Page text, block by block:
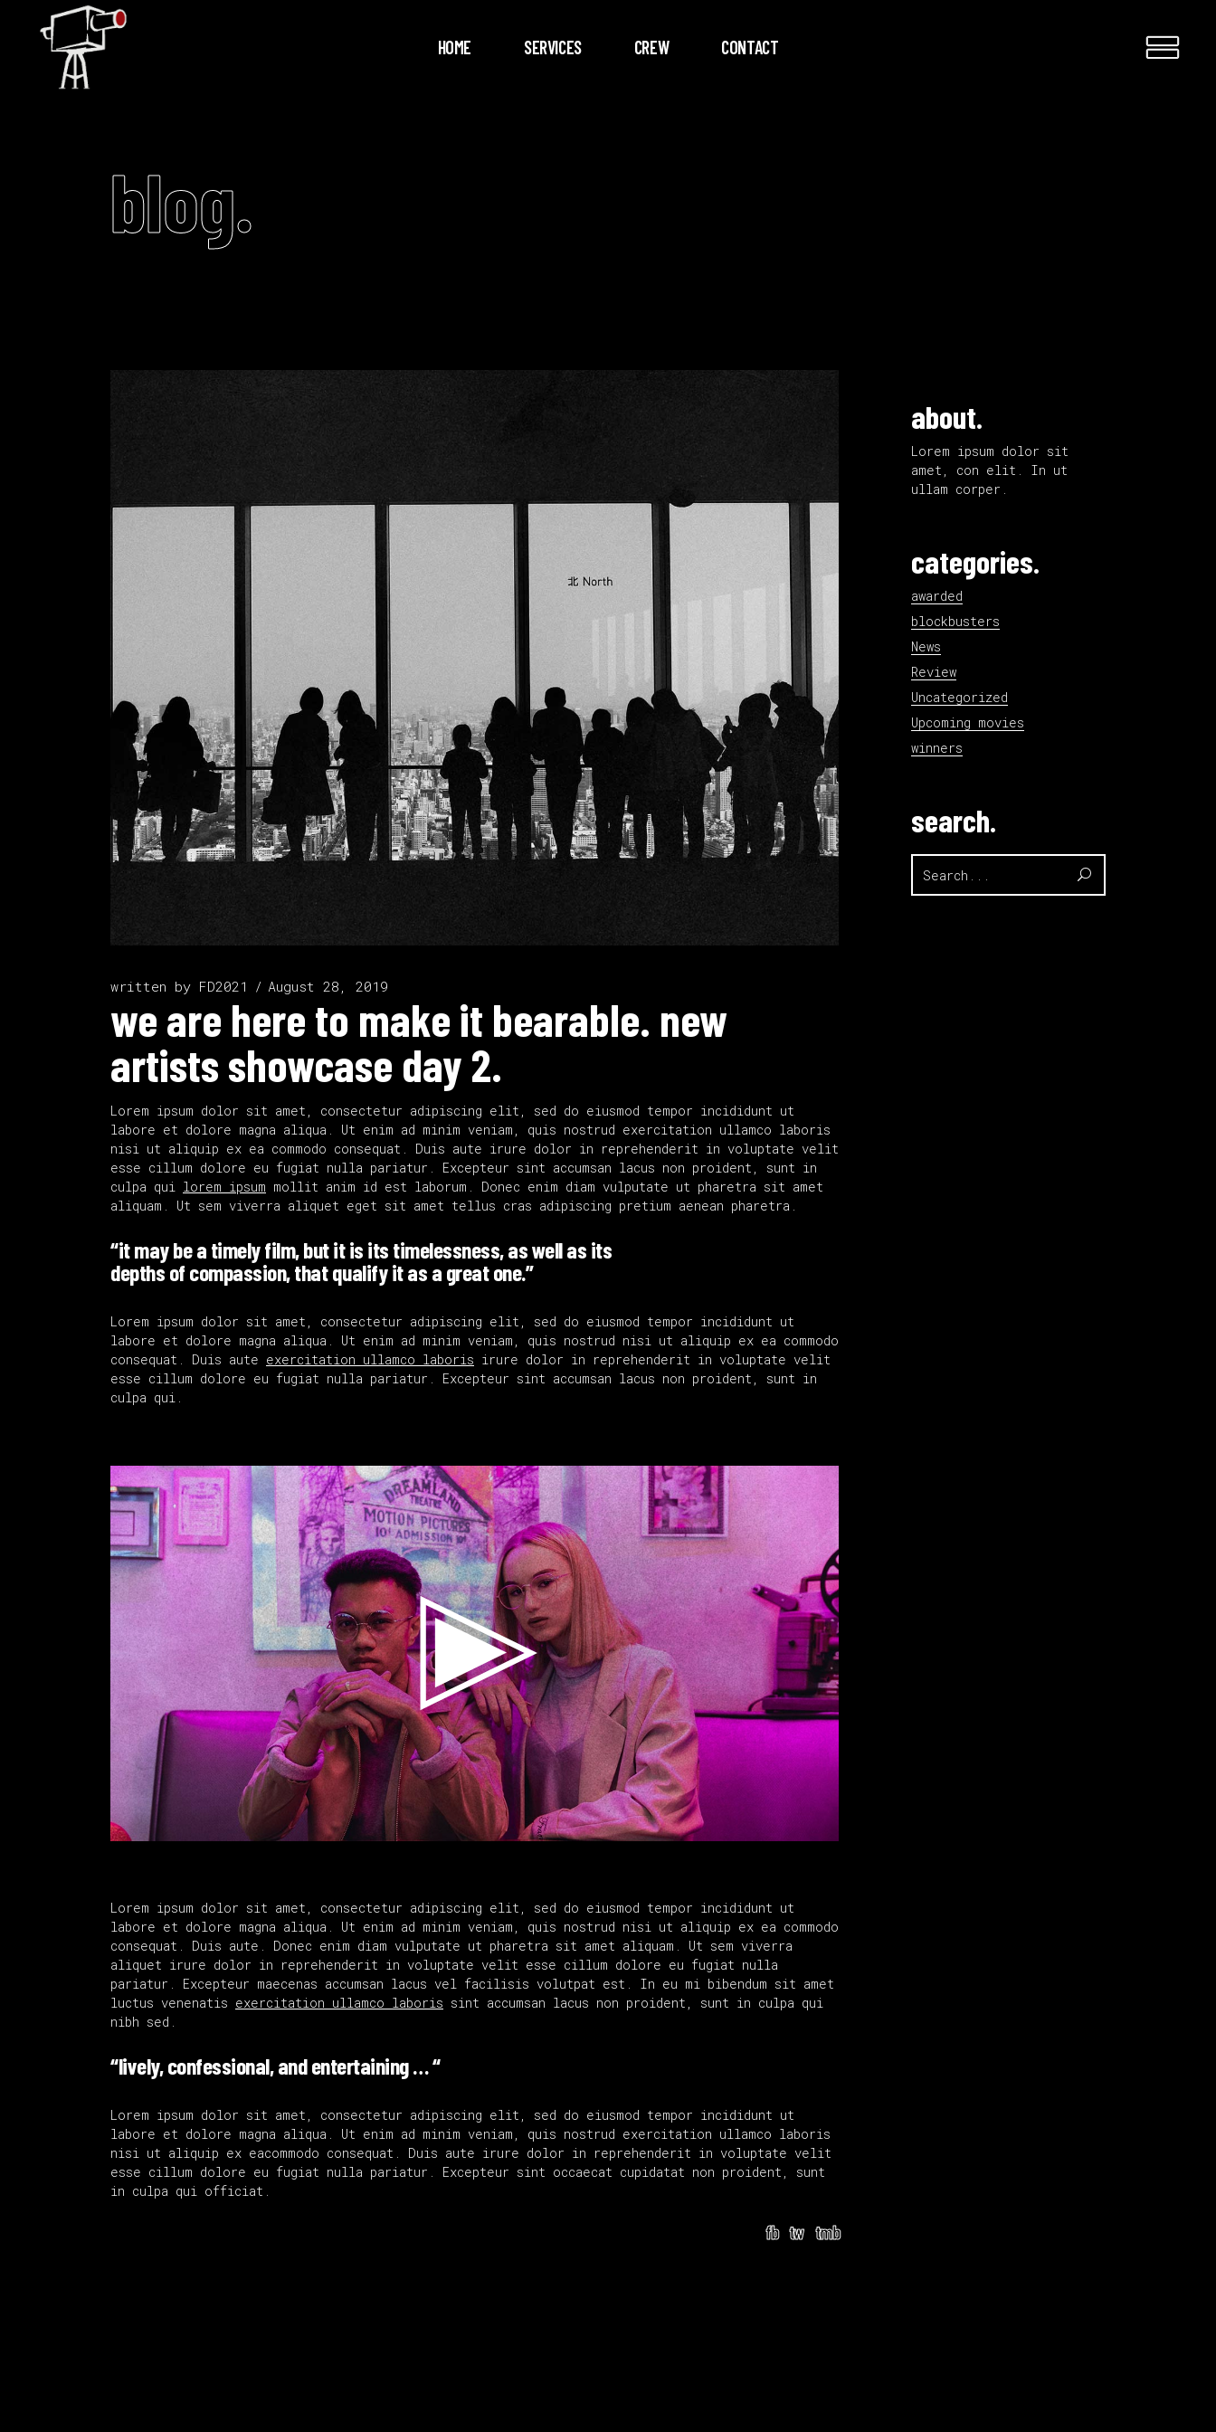
HOME SERVICES CREW CONTACT
blog.
written by FD2021 August 28, 2019
we are here to make it bearable. new
artists showcase day 2.
Lorem ipsum dolor sit amet, consectetur adipiscing elit, sed do eiusmod tempor incididunt ut
labore et dolore magna aliqua. Ut enim ad minim veniam, quis nostrud exercitation ullamco laboris
nisi ut aliquip ex ea commodo consequat. Duis aute irure dolor in reprehenderit in voluptate velit
esse cillum dolore eu fugiat nulla pariatur. Excepteur sint accumsan lacus non proident, sunt in
culpa qui lorem ipsum mollit anim id est laborum. Donec enim diam vulputate ut pharetra sit amet
aliquam. Ut sem viverra aliquet eget sit amet tellus cras adipiscing pretium aenean pharetra.
“it may be a timely film, but it is its timelessness, as well as its
depths of compassion, that qualify it as a great one.”
Lorem ipsum dolor sit amet, consectetur adipiscing elit, sed do eiusmod tempor incididunt ut
labore et dolore magna aliqua. Ut enim ad minim veniam, quis nostrud nisi ut aliquip ex ea commodo
consequat. Duis aute exercitation ullamco laboris irure dolor in reprehenderit in voluptate velit
esse cillum dolore eu fugiat nulla pariatur. Excepteur sint accumsan lacus non proident, sunt in
culpa qui.
Lorem ipsum dolor sit amet, consectetur adipiscing elit, sed do eiusmod tempor incididunt ut
labore et dolore magna aliqua. Ut enim ad minim veniam, quis nostrud nisi ut aliquip ex ea commodo
consequat. Duis aute. Donec enim diam vulputate ut pharetra sit amet aliquam. Ut sem viverra
aliquet irure dolor in reprehenderit in voluptate velit esse cillum dolore eu fugiat nulla
pariatur. Excepteur maecenas accumsan lacus vel facilisis volutpat est. In eu mi bibendum sit amet
luctus venenatis exercitation ullamco laboris sint accumsan lacus non proident, sunt in culpa qui
nibh sed.
“lively, confessional, and entertaining … “
Lorem ipsum dolor sit amet, consectetur adipiscing elit, sed do eiusmod tempor incididunt ut
labore et dolore magna aliqua. Ut enim ad minim veniam, quis nostrud exercitation ullamco laboris
nisi ut aliquip ex eacommodo consequat. Duis aute irure dolor in reprehenderit in voluptate velit
esse cillum dolore eu fugiat nulla pariatur. Excepteur sint occaecat cupidatat non proident, sunt
in culpa qui officiat.
fb tw tmb
about.
Lorem ipsum dolor sit
amet, con elit. In ut
ullam corper.
categories.
awarded
blockbusters
News
Review
Uncategorized
Upcoming movies
winners
search.
for: